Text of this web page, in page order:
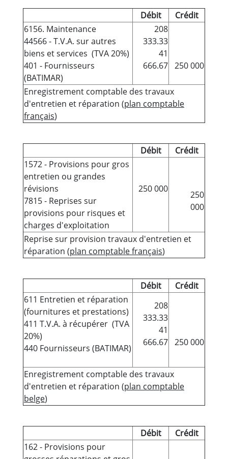
Débit
Crédit
6156. Maintenance
44566 - T.V.A. sur autres
biens et services (TVA 20%)
401 - Fournisseurs
(BATIMAR)
208
333.33
41
666.67 250 000
Enregistrement comptable des travaux
d'entretien et réparation (plan comptable
français)
Débit
Crédit
1572 - Provisions pour gros
entretien ou grandes
révisions
7815 - Reprises sur
provisions pour risques et
charges d'exploitation
250 000
250
000
Reprise sur provision travaux d'entretien et
réparation (plan comptable français)
Débit
Crédit
611 Entretien et réparation
(fournitures et prestations)
411 T.V.A. à récupérer (TVA
20%)
440 Fournisseurs (BATIMAR)
208
333.33
41
666.67 250 000
Enregistrement comptable des travaux
d'entretien et réparation (plan comptable
belge)
Débit
Crédit
162 - Provisions pour